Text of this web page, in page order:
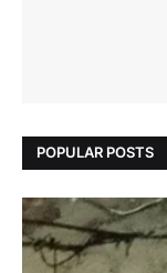
POPULAR POSTS